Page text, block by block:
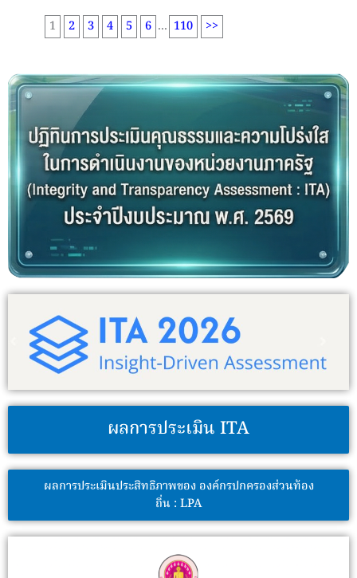
1 2 3 4 5 6 ... 110 >>
ผลการประเมิน ITA
ผลการประเมินประสิทธิภาพของ องค์กรปกครองส่วนท้อง
ถิ่น : LPA